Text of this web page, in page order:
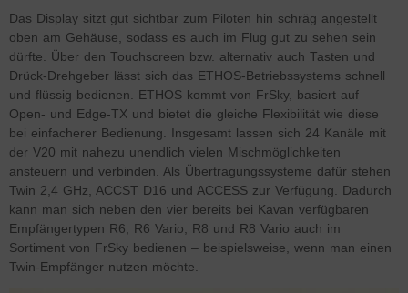
Das Display sitzt gut sichtbar zum Piloten hin schräg angestellt
oben am Gehäuse, sodass es auch im Flug gut zu sehen sein
dürfte. Über den Touchscreen bzw. alternativ auch Tasten und
Drück-Drehgeber lässt sich das ETHOS-Betriebssystems schnell
und flüssig bedienen. ETHOS kommt von FrSky, basiert auf
Open- und Edge-TX und bietet die gleiche Flexibilität wie diese
bei einfacherer Bedienung. Insgesamt lassen sich 24 Kanäle mit
der V20 mit nahezu unendlich vielen Mischmöglichkeiten
ansteuern und verbinden. Als Übertragungssysteme dafür stehen
Twin 2,4 GHz, ACCST D16 und ACCESS zur Verfügung. Dadurch
kann man sich neben den vier bereits bei Kavan verfügbaren
Empfängertypen R6, R6 Vario, R8 und R8 Vario auch im
Sortiment von FrSky bedienen – beispielsweise, wenn man einen
Twin-Empfänger nutzen möchte.